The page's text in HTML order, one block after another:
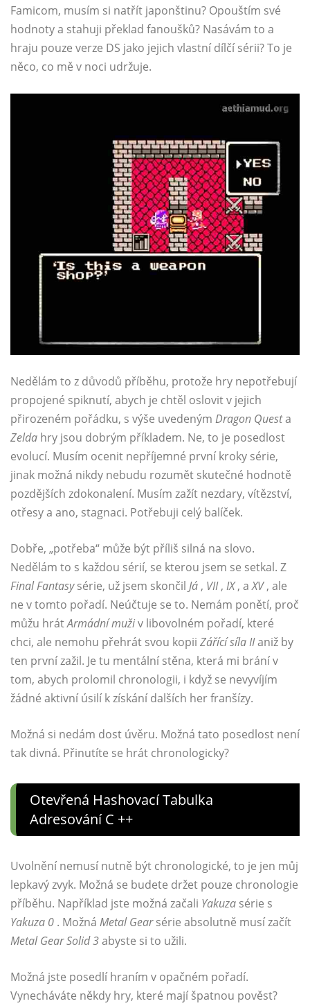
Famicom, musím si natřít japonštinu? Opouštím své
hodnoty a stahuji překlad fanoušků? Nasávám to a
hraju pouze verze DS jako jejich vlastní dílčí sérii? To je
něco, co mě v noci udržuje.
Nedělám to z důvodů příběhu, protože hry nepotřebují
propojené spiknutí, abych je chtěl oslovit v jejich
přirozeném pořádku, s výše uvedeným Dragon Questa
Zelda hry jsou dobrým příkladem. Ne, to je posedlost
evolucí. Musím ocenit nepříjemné první kroky série,
jinak možná nikdy nebudu rozumět skutečné hodnotě
pozdějších zdokonalení. Musím zažít nezdary, vítězství,
otřesy a ano, stagnaci. Potřebuji celý balíček.
Dobře, „potřeba“ může být příliš silná na slovo.
Nedělám to s každou sérií, se kterou jsem se setkal. Z
Final Fantasysérie, už jsem skončil Já , VII, IX, aXV, ale
ne v tomto pořadí. Neúčtuje se to. Nemám ponětí, proč
můžu hrátArmádní muživ libovolném pořadí, které
chci, ale nemohu přehrát svou kopii Zářící síla IIaniž by
ten první zažil. Je tu mentální stěna, která mi brání v
tom, abych prolomil chronologii, i když se nevyvíjím
žádné aktivní úsilí k získání dalších her franšízy.
Možná si nedám dost úvěru. Možná tato posedlost není
tak divná. Přinutíte se hrát chronologicky?
Otevřená Hashovací Tabulka
Adresování C ++
Uvolnění nemusí nutně být chronologické, to je jen můj
lepkavý zvyk. Možná se budete držet pouze chronologie
příběhu. Například jste možná začali Yakuza série s
Yakuza 0 . Možná Metal Gearsérie absolutně musí začít
Metal Gear Solid 3abyste si to užili.
Možná jste posedlí hraním v opačném pořadí.
Vynecháváte někdy hry, které mají špatnou pověst?